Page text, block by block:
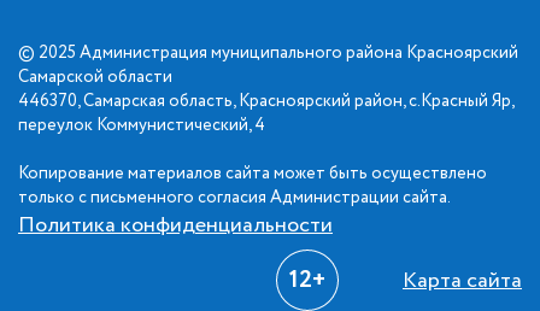
© 2025 Администрация муниципального района Красноярский
Самарской области
446370, Самарская область, Красноярский район, с.Красный Яр,
переулок Коммунистический, 4
Копирование материалов сайта может быть осуществлено
только с письменного согласия Администрации сайта.
Политика конфиденциальности
12+ Карта сайта